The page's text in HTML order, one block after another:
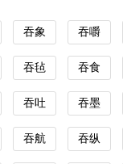
吞象 吞嚼
吞毡 吞食
吞吐 吞墨
吞航 吞纵